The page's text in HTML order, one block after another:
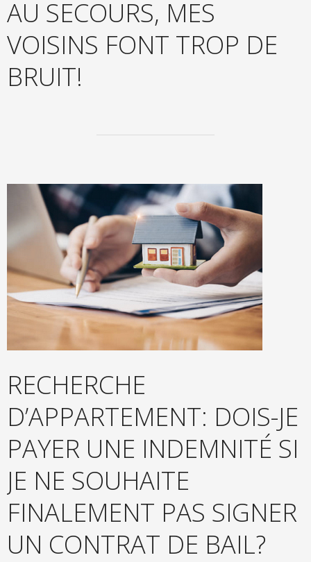
AU SECOURS, MES
VOISINS FONT TROP DE
BRUIT!
RECHERCHE
D’APPARTEMENT: DOIS-JE
PAYER UNE INDEMNITÉ SI
JE NE SOUHAITE
FINALEMENT PAS SIGNER
UN CONTRAT DE BAIL?